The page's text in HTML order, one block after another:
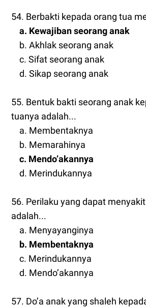
54. Berbakti kepada orang tua
a. Kewajiban seorang anak
b. Akhlak seorang anak
c. Sifat seorang anak
d. Sikap seorang anak
55. Bentuk bakti seorang anak
tuanya adalah...
a. Membentaknya
b. Memarahinya
c. Mendo’akannya
d. Merindukannya
56. Perilaku yang dapat
adalah...
a. Menyayanginya
b. Membentaknya
c. Merindukannya
d. Mendo’akannya
57. Do’a anak yang shaleh